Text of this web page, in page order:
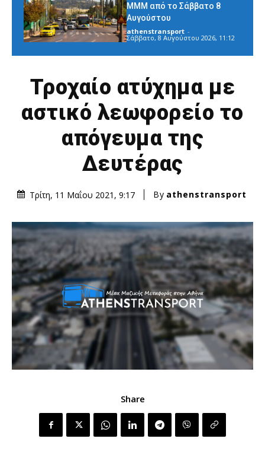
ΜΜΜ από το Σάββατο 8
Αυγούστου
athenstransport -
Σάββατο, 8 Αυγούστου 2026, 11:12
Τροχαίο ατύχημα με
αστικό λεωφορείο το
απόγευμα της
Δευτέρας
Τρίτη, 11 Μαΐου 2021, 9:17 By athenstransport
Share